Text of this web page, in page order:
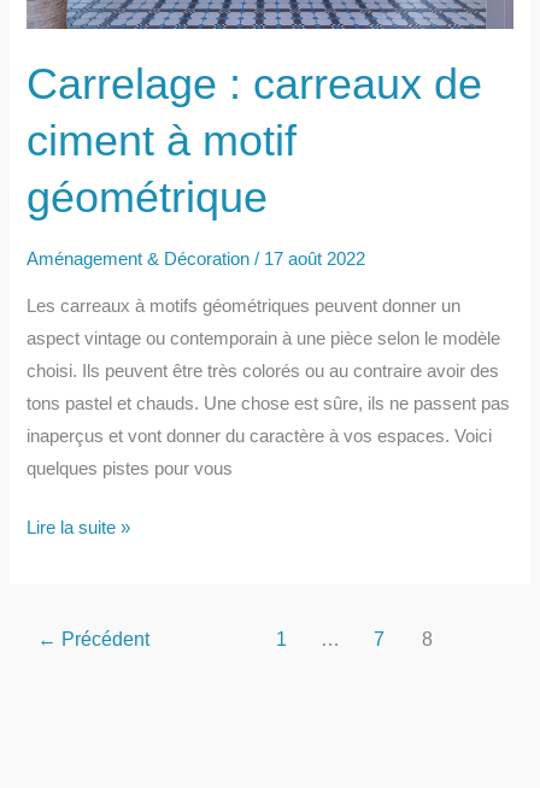
Carrelage : carreaux de
ciment à motif
géométrique
Aménagement & Décoration / 17 août 2022
Les carreaux à motifs géométriques peuvent donner un
aspect vintage ou contemporain à une pièce selon le modèle
choisi. Ils peuvent être très colorés ou au contraire avoir des
tons pastel et chauds. Une chose est sûre, ils ne passent pas
inaperçus et vont donner du caractère à vos espaces. Voici
quelques pistes pour vous
Carrelage
Lire la suite »
← Précédent 1 … 7 8